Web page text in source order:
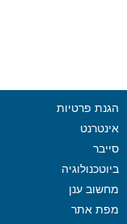
הגנת פרטיות
אינטרנט
סייבר
ביוטכנולוגיה
מחשוב ענן
מפת אתר